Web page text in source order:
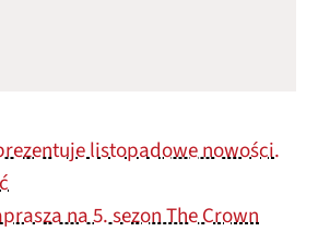
listopadowe nowości.
na 5. sezon The Crown